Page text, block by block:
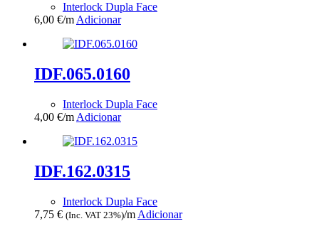
Interlock Dupla Face
6,00 €/m Adicionar
IDF.065.0160
Interlock Dupla Face
4,00 €/m Adicionar
IDF.162.0315
Interlock Dupla Face
7,75 € (Inc. VAT 23%)/m Adicionar